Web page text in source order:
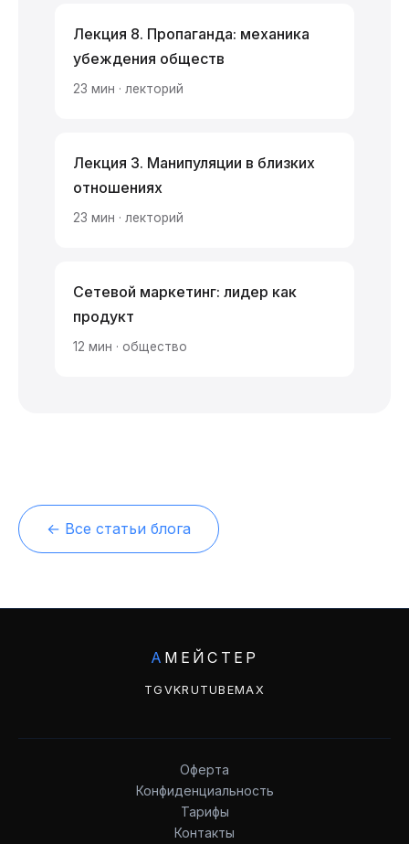
Лекция 8. Пропаганда: механика
убеждения обществ
23 мин · лекторий
Лекция 3. Манипуляции в близких
отношениях
23 мин · лекторий
Сетевой маркетинг: лидер как
продукт
12 мин · общество
← Все статьи блога
А МЕЙСТЕР
TG VKRUTUBEMAX
Оферта
Конфиденциальность
Тарифы
Контакты